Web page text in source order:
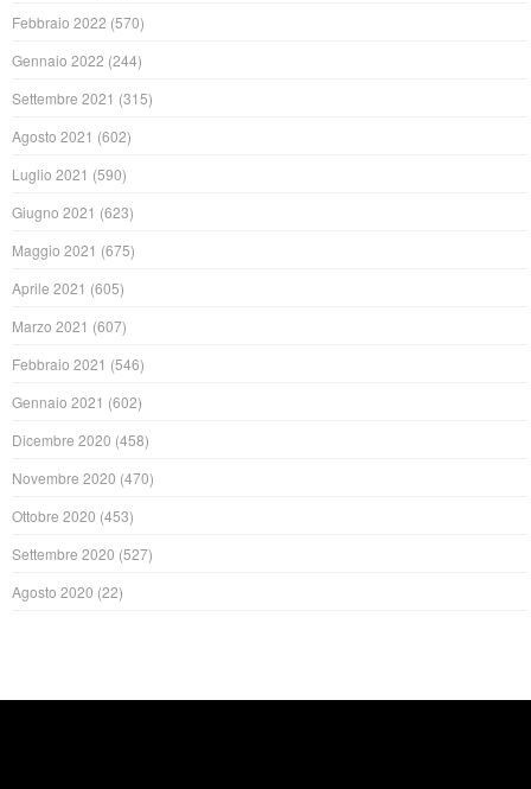
Febbraio 2022 (570)
Gennaio 2022 (244)
Settembre 2021 (315)
Agosto 2021 (602)
Luglio 2021 (590)
Giugno 2021 (623)
Maggio 2021 (675)
Aprile 2021 (605)
Marzo 2021 (607)
Febbraio 2021 (546)
Gennaio 2021 (602)
Dicembre 2020 (458)
Novembre 2020 (470)
Ottobre 2020 (453)
Settembre 2020 (527)
Agosto 2020 (22)